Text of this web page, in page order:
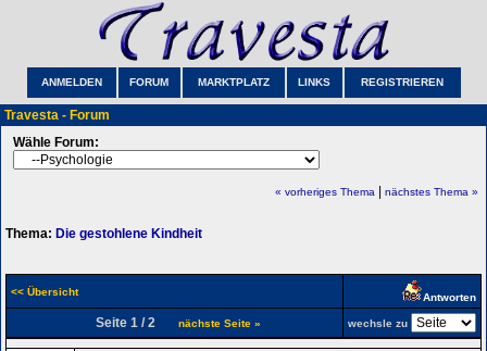
ANMELDEN FORUM MARKTPLATZ LINKS REGISTRIEREN
Travesta - Forum
Wähle Forum:
« vorheriges Thema nächstes Thema »
Thema: Die gestohlene Kindheit
<< Übersicht Antworten
Seite 1 / 2 nächste Seite » wechsle zu